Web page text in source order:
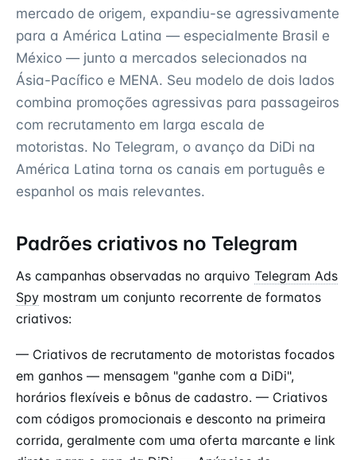
mercado de origem, expandiu-se agressivamente
para a América Latina — especialmente Brasil e
México — junto a mercados selecionados na
Ásia-Pacífico e MENA. Seu modelo de dois lados
combina promoções agressivas para passageiros
com recrutamento em larga escala de
motoristas. No Telegram, o avanço da DiDi na
América Latina torna os canais em português e
espanhol os mais relevantes.
Padrões criativos no Telegram
As campanhas observadas no arquivo Telegram Ads
Spy mostram um conjunto recorrente de formatos
criativos:
— Criativos de recrutamento de motoristas focados
em ganhos — mensagem "ganhe com a DiDi",
horários flexíveis e bônus de cadastro. — Criativos
com códigos promocionais e desconto na primeira
corrida, geralmente com uma oferta marcante e link